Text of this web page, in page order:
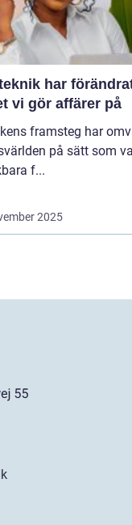
har
vi gör affärer på
framsteg har
på sätt som
f...
2025